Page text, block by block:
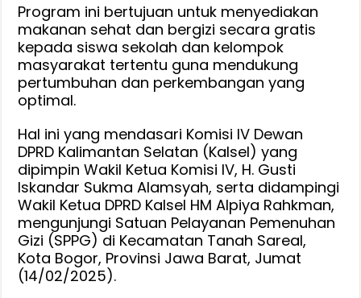
Program ini bertujuan untuk menyediakan
makanan sehat dan bergizi secara gratis
kepada siswa sekolah dan kelompok
masyarakat tertentu guna mendukung
pertumbuhan dan perkembangan yang
optimal.
Hal ini yang mendasari Komisi IV Dewan
DPRD Kalimantan Selatan (Kalsel) yang
dipimpin Wakil Ketua Komisi IV, H. Gusti
Iskandar Sukma Alamsyah, serta didampingi
Wakil Ketua DPRD Kalsel HM Alpiya Rahkman,
mengunjungi Satuan Pelayanan Pemenuhan
Gizi (SPPG) di Kecamatan Tanah Sareal,
Kota Bogor, Provinsi Jawa Barat, Jumat
(14/02/2025).